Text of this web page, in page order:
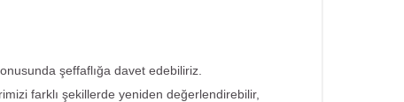
şeffaflığa davet edebiliriz.
farklı şekillerde yeniden değerlendirebilir,